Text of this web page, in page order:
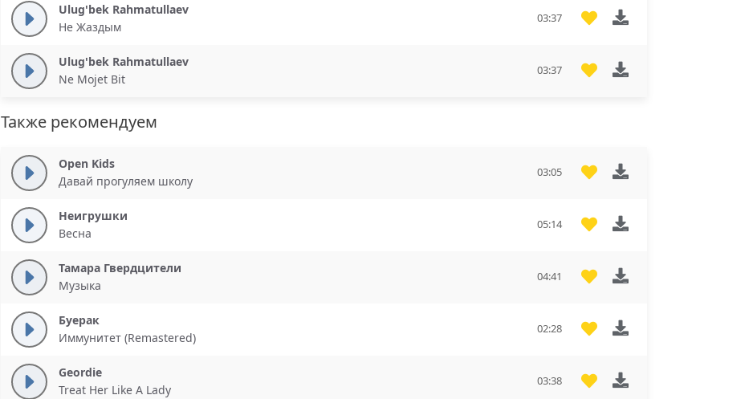
03:37
Ulug'bek Rahmatullaev
Не Жаздым
03:37
Ulug'bek Rahmatullaev
Ne Mojet Bit
Также рекомендуем
03:05
Open Kids
Давай прогуляем школу
05:14
Неигрушки
Весна
04:41
Тамара Гвердцители
Музыка
02:28
Буерак
Иммунитет (Remastered)
03:38
Geordie
Treat Her Like A Lady